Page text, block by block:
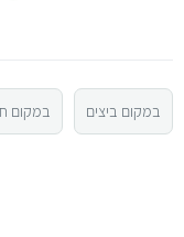
3
במקום ביצים במקום